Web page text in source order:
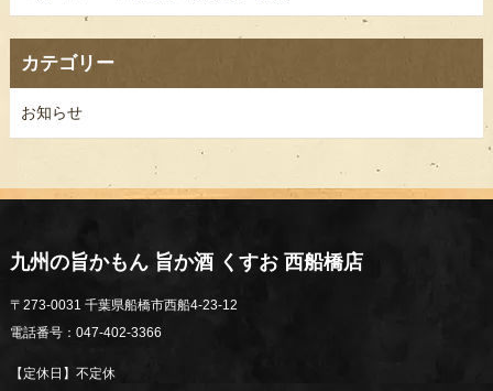
カテゴリー
お知らせ
九州の旨かもん 旨か酒 くすお 西船橋店
〒273-0031 千葉県船橋市西船4-23-12
電話番号：047-402-3366
【定休日】不定休